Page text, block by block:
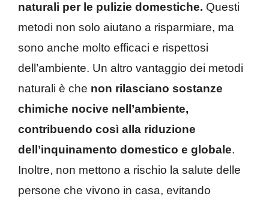
naturali per le pulizie domestiche. Questi
metodi non solo aiutano a risparmiare, ma
sono anche molto efficaci e rispettosi
dell’ambiente. Un altro vantaggio dei metodi
naturali è che non rilasciano sostanze
chimiche nocive nell’ambiente,
contribuendo così alla riduzione
dell’inquinamento domestico e globale.
Inoltre, non mettono a rischio la salute delle
persone che vivono in casa, evitando